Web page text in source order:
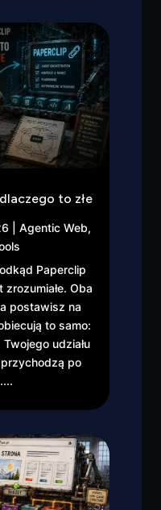
to złe
Agentic Web,
Paperclip
zrozumiałe. Oba
postawisz na
to samo:
udziału
po